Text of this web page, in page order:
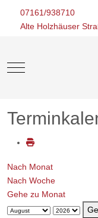
07161/938710
Alte Holzhäuser
Mobile Menu Toggle
Nach Monat
Nach Woche
Gehe zu Monat